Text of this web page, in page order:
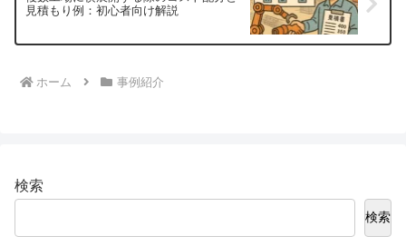
見積もり例：初心者向け解説
ホーム 事例紹介
検索
検索